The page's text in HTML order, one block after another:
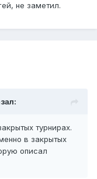
не заметил.
турнирах.
в закрытых
описал